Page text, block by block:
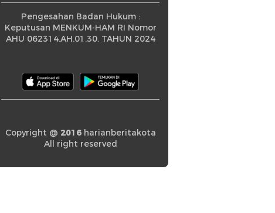
Pengesahan Badan Hukum :
Keputusan MENKUM-HAM RI Nomor
AHU 062314.AH.01.30. TAHUN 2024
Copyright @ 2016harianberitakota
All right reserved